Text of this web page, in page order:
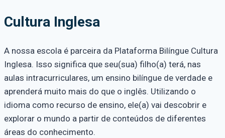
Cultura Inglesa
A nossa escola é parceira da Plataforma Bilíngue Cultura
Inglesa. Isso significa que seu(sua) filho(a) terá, nas
aulas intracurriculares, um ensino bilíngue de verdade e
aprenderá muito mais do que o inglês. Utilizando o
idioma como recurso de ensino, ele(a) vai descobrir e
explorar o mundo a partir de conteúdos de diferentes
áreas do conhecimento.